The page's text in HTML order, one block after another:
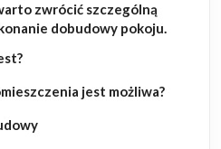
zwrócić szczególną
dobudowy pokoju.
jest możliwa?